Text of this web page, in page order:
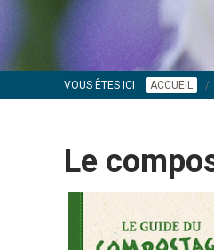
VOUS ÊTES ICI : ACCUEIL
Le